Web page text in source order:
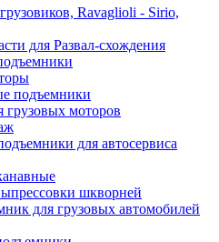
Ravaglioli - Sirio,
для Развал-схождения
подъемники
грузовых моторов
для автосервиса
шкворней
для грузовых автомобилей